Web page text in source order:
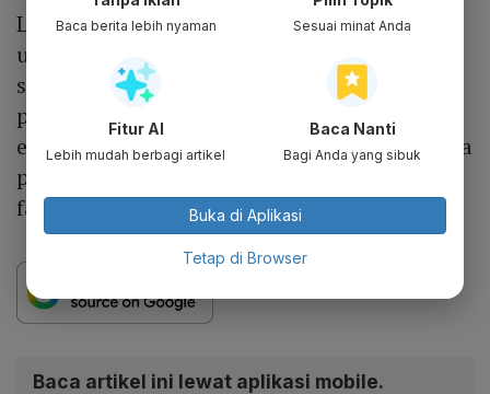
Langkah ini menjadi bagian dari strategi
untuk mempercepat substitusi impor
sekaligus memperkuat ketahanan industri
petrokimia nasional. Dengan kombinasi
ekspansi agresif, integrasi aset strategis, serta
perbaikan operasional, TPIA kini memasuki
fase baru pertumbuhan.
Baca artikel ini lewat aplikasi mobile.
Baca berita lebih nyaman Sesuai minat Anda
Fitur AI
Lebih mudah berbagi artikel
Baca Nanti
Bagi Anda yang sibuk
Buka di Aplikasi
Tetap di Browser